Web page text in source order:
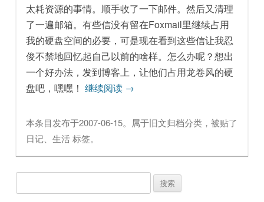
太耗资源的事情。顺手收了一下邮件。然后又清理
了一遍邮箱。有些信没有留在Foxmail里继续占用
我的硬盘空间的必要，可是现在看到这些信让我忍
俊不禁地回忆起自己以前的啥样。怎么办呢？想出
一个好办法，发到博客上，让他们占用龙卷风的硬
盘吧，嘿嘿！继续阅读 →
本条目发布于2007-06-15。属于旧文归档分类，被贴了
日记 、生活标签。
索：